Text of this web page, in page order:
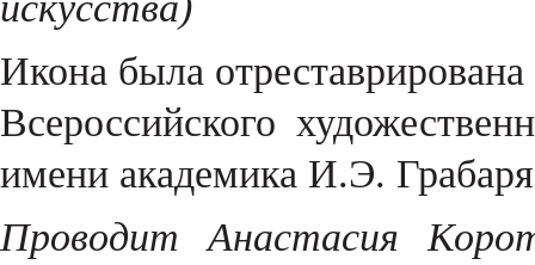
Икона была
Всероссийского
имени академика И.Э.
Проводит Анастасия